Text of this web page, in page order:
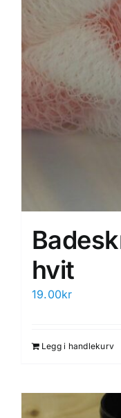
hvit
19.00kr
Legg i handlekurv